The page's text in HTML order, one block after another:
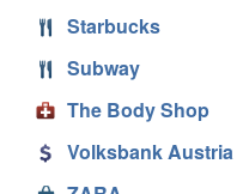
Starbucks
Subway
The Body Shop
Volksbank Austria